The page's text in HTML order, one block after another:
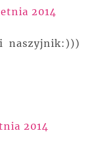
2014
naszyjnik:)))
2014